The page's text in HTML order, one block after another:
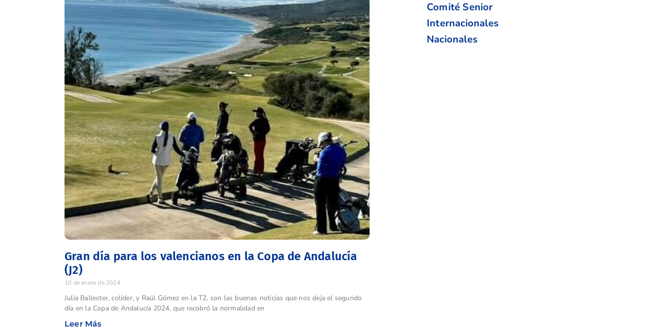
Gran día para los valencianos en la Copa de Andalucía
(J2)
10 de enero de 2024
Julia Ballester, colíder, y Raúl Gómez en la T2, son las buenas noticias que nos deja el segundo
día en la Copa de Andalucía 2024, que recobró la normalidad en
Leer Más
Comité Senior
Internacionales
Nacionales